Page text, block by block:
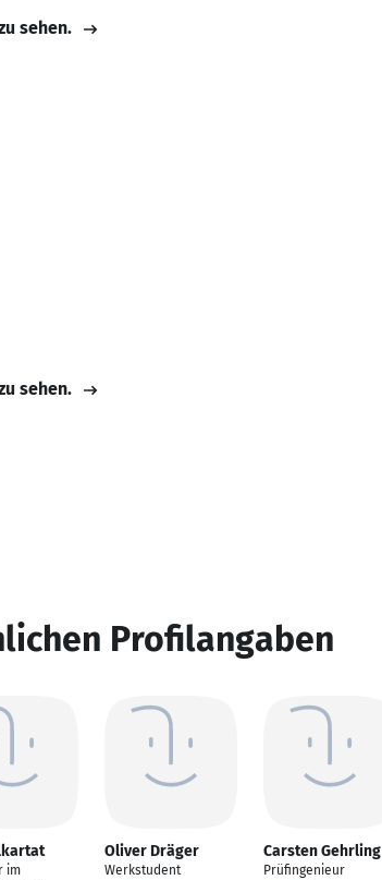
sehen.
sehen.
Profilangaben
im
Oliver Dräger
Werkstudent
Carsten Gehrling
Prüfingenieur